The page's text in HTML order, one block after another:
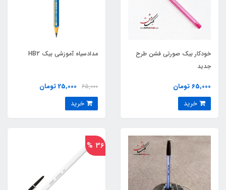
خودکار بیک صورتی فشن طرح
جدید
65,000 تومان
مدادسیاه آموزشی بیک HB2
65,000 25,000 تومان
36 %